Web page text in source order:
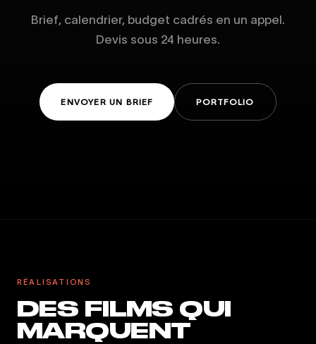
Brief, calendrier, budget cadrés en un appel.
Devis sous 24 heures.
ENVOYER UN BRIEF PORTFOLIO
RÉALISATIONS
DES FILMS QUI
MARQUENT